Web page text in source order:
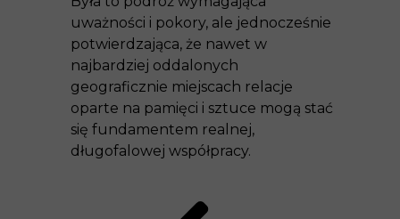
uważności i pokory, ale jednocześnie
potwierdzająca, że nawet w
najbardziej oddalonych
geograficznie miejscach relacje
oparte na pamięci i sztuce mogą stać
się fundamentem realnej,
długofalowej współpracy.